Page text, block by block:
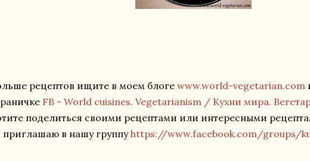
рецептов ищите в моем блоге www.world-vegetarian.com
FB - World cuisines. Vegetarianism / Кухни мира.
поделиться своими рецептами или интересными
приглашаю в нашу группуhttps://www.facebook.com/groups/